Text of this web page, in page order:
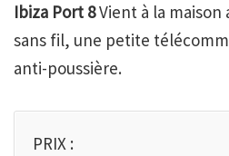
Ibiza Port 8Vient à la
sans fil, une petite
anti-poussière.
PRIX :